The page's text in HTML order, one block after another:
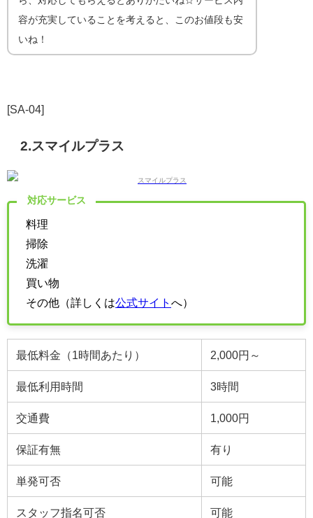
容が充実していることを考えると、このお値段も安
いね！
[SA-04]
2.スマイルプラス
対応サービス
料理
掃除
洗濯
買い物
その他（詳しくは公式サイト へ）
最低料金（1時間あたり） 2,000円～
最低利用時間 3時間
交通費 1,000円
保証有無 有り
単発可否 可能
スタッフ指名可否 可能